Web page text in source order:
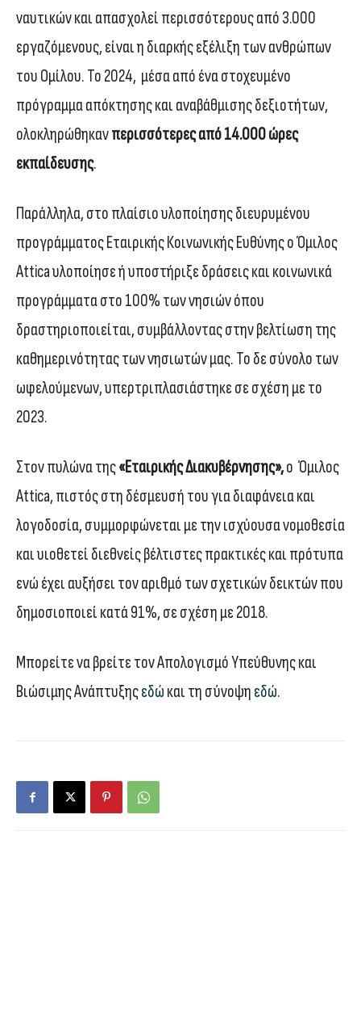
ναυτικών και απασχολεί περισσότερους από 3.000
εργαζόμενους, είναι η διαρκής εξέλιξη των ανθρώπων
του Ομίλου. Το 2024, μέσα από ένα στοχευμένο
πρόγραμμα απόκτησης και αναβάθμισης δεξιοτήτων,
ολοκληρώθηκανπερισσότερες από 14.000 ώρες
εκπαίδευσης.
Παράλληλα, στο πλαίσιο υλοποίησης διευρυμένου
προγράμματος Εταιρικής Κοινωνικής Ευθύνης ο Όμιλος
Attica υλοποίησε ή υποστήριξε δράσεις και κοινωνικά
προγράμματα στο 100% των νησιών όπου
δραστηριοποιείται, συμβάλλοντας στην βελτίωση της
καθημερινότητας των νησιωτών μας. Το δε σύνολο των
ωφελούμενων, υπερτριπλασιάστηκε σε σχέση με το
2023.
Στον πυλώνατης«Εταιρικής Διακυβέρνησης»,ο Όμιλος
Attica, πιστός στη δέσμευσή του για διαφάνεια και
λογοδοσία, συμμορφώνεται με την ισχύουσα νομοθεσία
και υιοθετεί διεθνείς βέλτιστες πρακτικές και πρότυπα
ενώ έχει αυξήσει τον αριθμό των σχετικών δεικτών που
δημοσιοποιεί κατά 91%, σε σχέση με 2018.
Μπορείτε να βρείτε τον Απολογισμό Υπεύθυνης και
Βιώσιμης Ανάπτυξηςεδώ και τη σύνοψη εδώ.